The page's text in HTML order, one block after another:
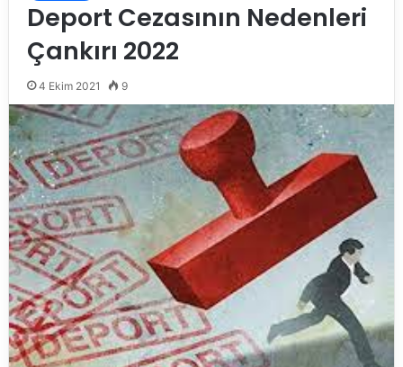
Deport Cezasının Nedenleri
Çankırı 2022
4 Ekim 2021 9